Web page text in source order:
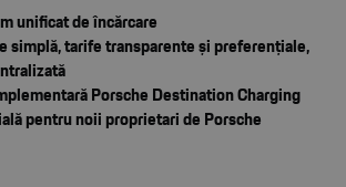
unificat de încărcare
simplă, tarife transparente și preferențiale,
Porsche Destination Charging
pentru noii proprietari de Porsche